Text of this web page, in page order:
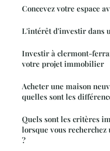
Concevez votre espace
L'intérêt d'investir dans
Investir à clermont-
votre projet immobilier
Acheter une maison
quelles sont les
Quels sont les critères
lorsque vous
?